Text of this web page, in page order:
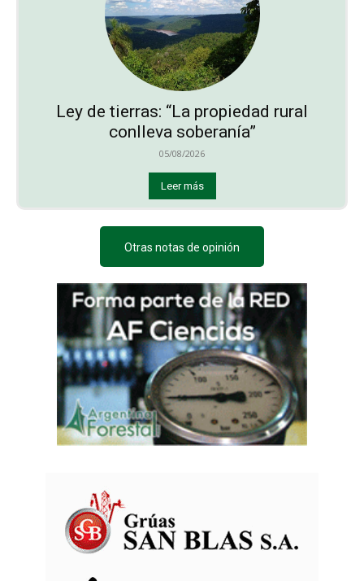
Ley de tierras: “La propiedad rural
conlleva soberanía”
05/08/2026
Leer más
Otras notas de opinión